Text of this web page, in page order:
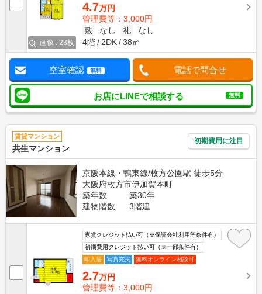
画像 : 23枚
4.7万円
管理費等：3,000円
敷
なし 礼
なし
4階
2DK 38㎡
空室確認 無料 電話で問合せ
お店にLINEで相談する 無料
賃貸マンション
共生マンション
初期費用に注目
京阪本線・鴨東線/枚方公園駅 徒歩5分
大阪府枚方市伊加賀本町
築年数
築30年
建物階数
3階建
家賃クレジット払い可（※保証会社利用等条件有）
初期費用クレジット払い可（※一部条件有）
即入居
写真充実 無料オンライン相談可
2.7万円
管理費等：3,000円